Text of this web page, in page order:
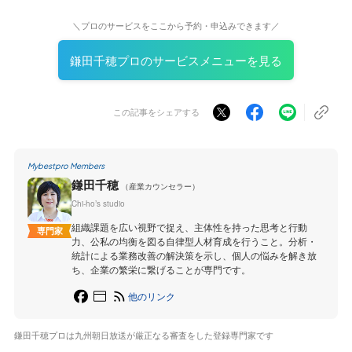
＼プロのサービスをここから予約・申込みできます／
鎌田千穂プロのサービスメニューを見る
この記事をシェアする
Mybestpro Members
専門家
鎌田千穂
（産業カウンセラー）
Chi-ho’s studio
組織課題を広い視野で捉え、主体性を持った思考と行動
力、公私の均衡を図る自律型人材育成を行うこと。分析・
統計による業務改善の解決策を示し、個人の悩みを解き放
ち、企業の繁栄に繋げることが専門です。
他のリンク
鎌田千穂プロは九州朝日放送が厳正なる審査をした登録専門家です